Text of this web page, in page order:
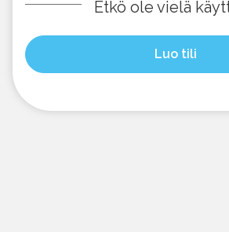
Etkö ole vielä
Luo tili